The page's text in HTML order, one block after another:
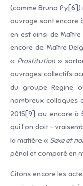
(comme Bruno Py[6])
ouvrage sont encore
en est ainsi de
encore de Maître
« Prostitution »
ouvrages collectifs
du groupe Regine
nombreux colloques
2015[9] ou encore à
qui l’on doit –
la matière « Sexe et
pénal et comparé en
Citons encore les